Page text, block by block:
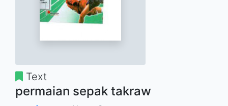
Text
permaian sepak takraw